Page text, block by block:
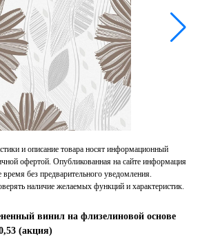
винил на флизелиновой основе
(акция)
и описание товара носят информационный
офертой. Опубликованная на сайте информация
без предварительного уведомления.
наличие желаемых функций и характеристик.